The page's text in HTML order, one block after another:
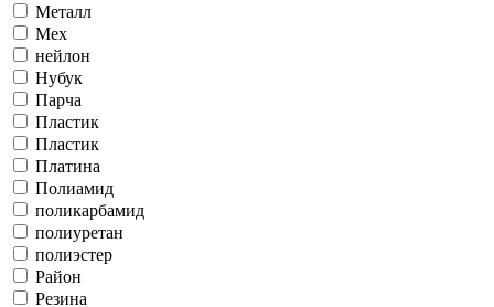
Металл
Мех
нейлон
Нубук
Парча
Пластик
Пластик
Платина
Полиамид
поликарбамид
полиуретан
полиэстер
Район
Резина